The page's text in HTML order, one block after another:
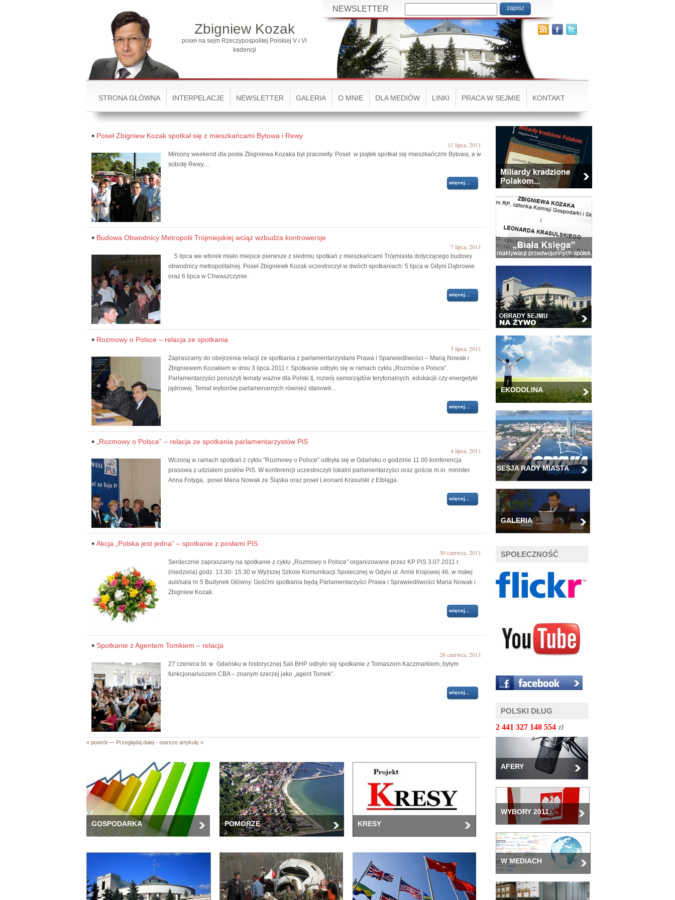
Zbigniew Kozak
poseł na sejm Rzeczypospolitej Polskiej V i VI
kadencji
NEWSLETTER
STRONA GŁÓWNA INTERPELACJE NEWSLETTER GALERIA O MNIE DLA MEDIÓW LINKI PRACA W SEJMIE KONTAKT
Poseł Zbigniew Kozak spotkał się z mieszkańcami Bytowa i Rewy
11 lipca, 2011
Miniony weekend dla posła Zbigniewa Kozaka był pracowity. Poseł w piątek spotkał się mieszkańczmi Bytowa, a w
sobotę Rewy…
więcej...
Budowa Obwodnicy Metropolii Trójmiejskiej wciąż wzbudza kontrowersje
7 lipca, 2011
5 lipca we wtorek miało miejsce pierwsze z siedmiu spotkań z mieszkańcami Trójmiasta dotyczącego budowy
obwodnicy metropolitalnej. Poseł Zbigniewk Kozak uczestniczył w dwóch spotkaniach: 5 lipca w Gdyni Dąbrowie
oraz 6 lipca w Chwaszczynie.
więcej...
Rozmowy o Polsce – relacja ze spotkania
5 lipca, 2011
Zapraszamy do obejrzenia relacji ze spotkania z parlamentarzystami Prawa i Sparwiedliwości – Marią Nowak i
Zbigniewem Kozakiem w dniu 3 lipca 2011 r. Spotkanie odbyło się w ramach cyklu „Rozmów o Polsce”.
Parlamentarzyści poruszyli tematy ważne dla Polski tj. rozwój samorządów terytorialnych, edukacjii czy energetyki
jądrowej. Temat wyborów parlamenarnych również stanowił...
więcej...
„Rozmowy o Polsce” – relacja ze spotkania parlamentarzystów PiS
4 lipca, 2011
Wczoraj w ramach spotkań z cyklu ”Rozmowy o Polsce” odbyła się w Gdańsku o godzinie 11.00 konferencja
prasowa z udziałem posłów PiS. W konferencji uczestniczyli lokalni parlamentarzyści oraz goście m.in. minister
Anna Fotyga, poseł Maria Nowak ze Śląska oraz poseł Leonard Krasulski z Elbląga.
więcej...
Akcja „Polska jest jedna” – spotkanie z posłami PiS
30 czerwca, 2011
Serdecznie zapraszamy na spotkanie z cyklu „Rozmowy o Polsce” organizowane przez KP PiS 3.07.2011 r.
(niedziela) godz. 13.30- 15.30 w Wyższej Szkole Komunikacji Społecznej w Gdyni ul. Armii Krajowej 46, w małej
auli/sala nr 5 Budynek Główny. Gośćmi spotkania będą Parlamentarzyści Prawa i Sprawiedliwości Maria Nowak i
Zbigniew Kozak.
więcej...
Spotkanie z Agentem Tomkiem – relacja
28 czerwca, 2011
27 czerwca br. w Gdańsku w historycznej Sali BHP odbyło się spotkanie z Tomaszem Kaczmarkiem, byłym
funkcjonariuszem CBA – znanym szerzej jako „agent Tomek”.
więcej...
« powrót — Przeglądaj dalej - starsze artykuły »
GOSPODARKA POMORZE KRESY
EKODOLINA
SESJA RADY MIASTA
GALERIA
SPOŁECZNOŚĆ
POLSKI DŁUG
2 441 327 150 597 zł
AFERY
WYBORY 2011
W MEDIACH